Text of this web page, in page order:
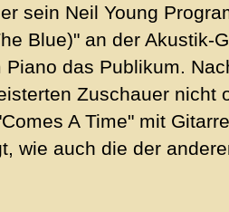
sein Neil Young
Blue)" an der Akustik-
Piano das Publikum.
Zuschauer nicht
A Time" mit
wie auch die der